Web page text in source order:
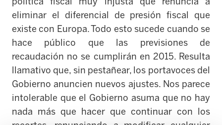
eliminar el diferencial de presiónfiscal que
existe con Europa. Todo esto sucede cuando se
hace público que las previsiones de
recaudación no se cumplirán en 2015. Resulta
llamativo que, sin pestañear, los portavoces del
Gobierno anuncien nuevos ajustes. Nos parece
intolerable que el Gobierno asuma que no hay
nada más que hacer que continuar con los